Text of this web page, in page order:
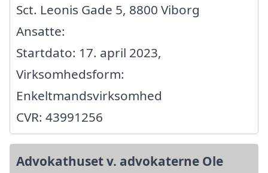
Sct. Leonis Gade 5, 8800 Viborg
Ansatte:
Startdato: 17. april 2023,
Virksomhedsform:
Enkeltmandsvirksomhed
CVR: 43991256
Advokathuset v. advokaterne Ole